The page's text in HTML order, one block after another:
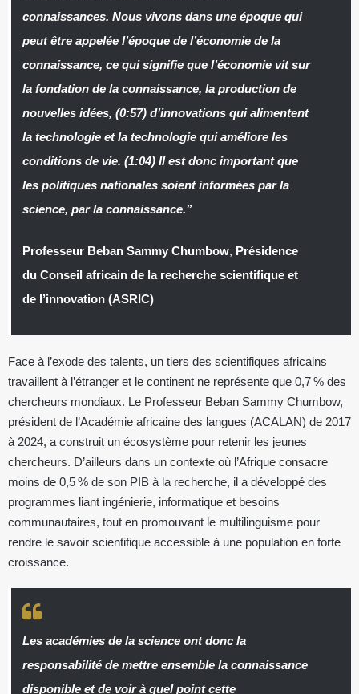
connaissances. Nous vivons dans une époque qui
peut être appelée l’époque de l’économie de la
connaissance, ce qui signifie que l’économie vit sur
la fondation de la connaissance, la production de
nouvelles idées, (0:57) d’innovations qui alimentent
la technologie et la technologie qui améliore les
conditions de vie. (1:04) Il est donc important que
les politiques nationales soient informées par la
science, par la connaissance.”
Professeur Beban Sammy Chumbow, Présidence
du Conseil africain de la recherche scientifique et
de l’innovation (ASRIC)
Face à l’exode des talents, un tiers des scientifiques africains
travaillent à l’étranger et le continent ne représente que 0,7 % des
chercheurs mondiaux. Le Professeur Beban Sammy Chumbow,
président de l’Académie africaine des langues (ACALAN) de 2017
à 2024, a construit un écosystème pour retenir les jeunes
chercheurs. D’ailleurs dans un contexte où l’Afrique consacre
moins de 0,5 % de son PIB à la recherche, il a développé des
programmes liant ingénierie, informatique et besoins
communautaires, tout en promouvant le multilinguisme pour
rendre le savoir scientifique accessible à une population en forte
croissance.
Les académies de la science ont donc la
responsabilité de mettre ensemble la connaissance
disponible et de voir à quel point cette